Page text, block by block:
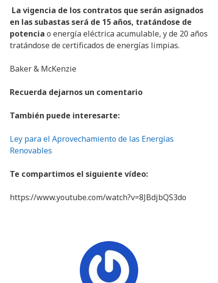
La vigencia de los contratos que serán asignados
en las subastas será de 15 años, tratándose de
potencia o energía eléctrica acumulable, y de 20 años
tratándose de certificados de energías limpias.
Baker & McKenzie
Recuerda dejarnos un comentario
También puede interesarte:
Ley para el Aprovechamiento de las Energías
Renovables
Te compartimos el siguiente vídeo:
https://www.youtube.com/watch?v=8JBdjbQS3do